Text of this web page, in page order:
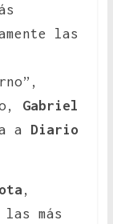
las
Gabriel
a Diario
,
más